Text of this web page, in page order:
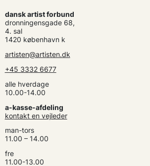
dansk artist forbund
dronningensgade 68,
4. sal
1420 københavn k
artisten@artisten.dk
+45 3332 6677
alle hverdage
10.00-14.00
a-kasse-afdeling
kontakt en vejleder
man-tors
11.00 – 14.00
fre
11.00-13.00